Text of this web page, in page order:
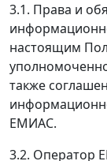
3.1. Права и
настоящим
также
ЕМИАС.
3.2. Оператор